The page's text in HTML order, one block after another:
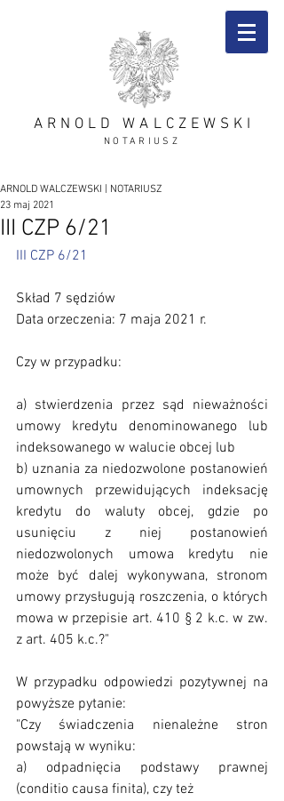
NOTARIUSZ
ARNOLD WALCZEWSKI
III CZP 6/21
ARNOLD WALCZEWSKI | NOTARIUSZ
23 maj 2021
III CZP 6/21
Skład 7 sędziów
Data orzeczenia: 7 maja 2021 r.
​Czy w przypadku:
a) stwierdzenia przez sąd nieważności
umowy kredytu denominowanego lub
indeksowanego w walucie obcej lub
b) uznania za niedozwolone postanowień
umownych przewidujących indeksację
kredytu do waluty obcej, gdzie po
usunięciu z niej postanowień
niedozwolonych umowa kredytu nie
może być dalej wykonywana, stronom
umowy przysługują roszczenia, o których
mowa w przepisie art. 410 § 2 k.c. w zw.
z art. 405 k.c.?"
W przypadku odpowiedzi pozytywnej na
powyższe pytanie:
"Czy świadczenia nienależne stron
powstają w wyniku:
a) odpadnięcia podstawy prawnej
(conditio causa finita), czy też